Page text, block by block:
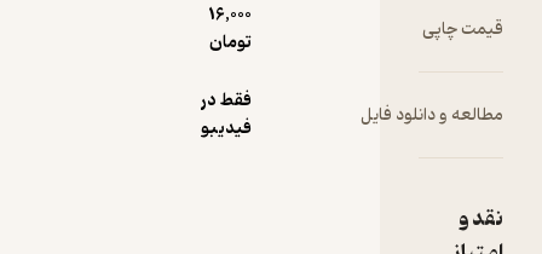
قیمت چاپی
16,000
تومان
مطالعه و دانلود فایل
فقط در
فیدیبو
نقد و